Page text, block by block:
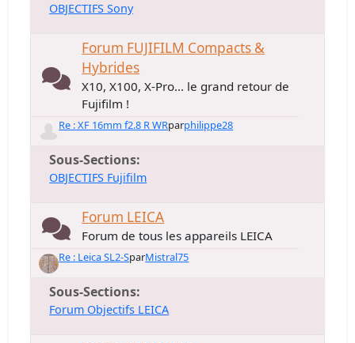
OBJECTIFS Sony
Forum FUJIFILM Compacts &
Hybrides
X10, X100, X-Pro... le grand retour de
Fujifilm !
Re : XF 16mm f2.8 R WRparphilippe28
Sous-Sections
OBJECTIFS Fujifilm
Forum LEICA
Forum de tous les appareils LEICA
Re : Leica SL2-SparMistral75
Sous-Sections
Forum Objectifs LEICA